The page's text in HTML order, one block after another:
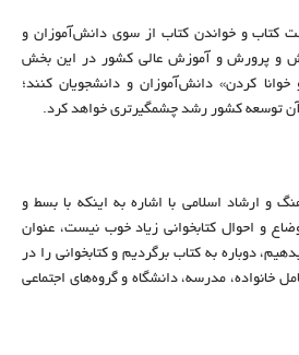
کتاب و خواندن کتاب از سوی دانش‌آموزان و
و پرورش و آموزش عالی کشور در این بخش
کردن» دانش‌آموزان و دانشجویان کنند؛
توسعه کشور رشد چشمگیرتری خواهد کرد.
و ارشاد اسلامی با اشاره به اینکه با بسط و
و احوال کتابخوانی زیاد خوب نیست، عنوان
دوباره به کتاب برگردیم و کتابخوانی را در
خانواده، مدرسه، دانشگاه و گروه‌های اجتماعی